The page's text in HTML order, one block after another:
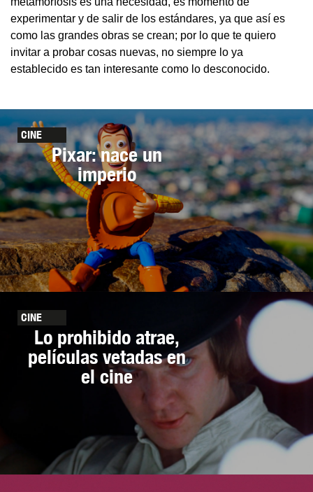
experimentar y de salir de los estándares, ya que así es
como las grandes obras se crean; por lo que te quiero
invitar a probar cosas nuevas, no siempre lo ya
establecido es tan interesante como lo desconocido.
CINE
Pixar: nace un
imperio
CINE
Lo prohibido atrae,
películas vetadas en
el cine